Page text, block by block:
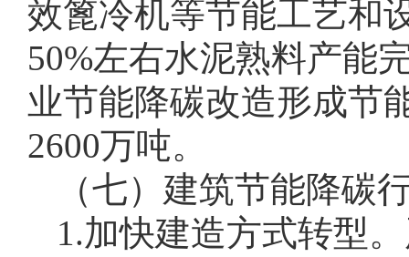
效篦冷机等节能工艺和
50%左右水泥熟料产能
业节能降碳改造形成节
2600万吨。
（七）建筑节能降碳
1.加快建造方式转型